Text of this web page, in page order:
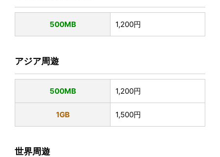
500MB 1,200円
アジア周遊
500MB 1,200円
1GB 1,500円
世界周遊